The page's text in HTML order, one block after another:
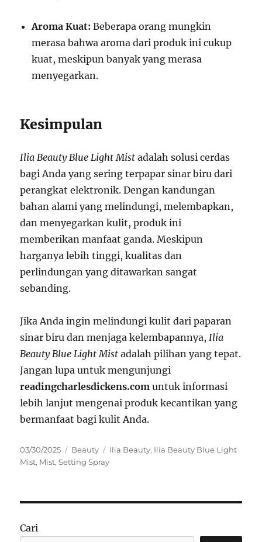
Aroma Kuat: Beberapa orang mungkin
merasa bahwa aroma dari produk ini cukup
kuat, meskipun banyak yang merasa
menyegarkan.
Kesimpulan
Ilia Beauty Blue Light Mist adalah solusi cerdas
bagi Anda yang sering terpapar sinar biru dari
perangkat elektronik. Dengan kandungan
bahan alami yang melindungi, melembapkan,
dan menyegarkan kulit, produk ini
memberikan manfaat ganda. Meskipun
harganya lebih tinggi, kualitas dan
perlindungan yang ditawarkan sangat
sebanding.
Jika Anda ingin melindungi kulit dari paparan
sinar biru dan menjaga kelembapannya,Ilia
Beauty Blue Light Mist adalah pilihan yang tepat.
Jangan lupa untuk mengunjungi
readingcharlesdickens.com untuk informasi
lebih lanjut mengenai produk kecantikan yang
bermanfaat bagi kulit Anda.
Posted
on
03/30/2025 Categories
Beauty Tags
Ilia Beauty, Ilia Beauty Blue Light
Mist, Mist,Setting Spray
Cari